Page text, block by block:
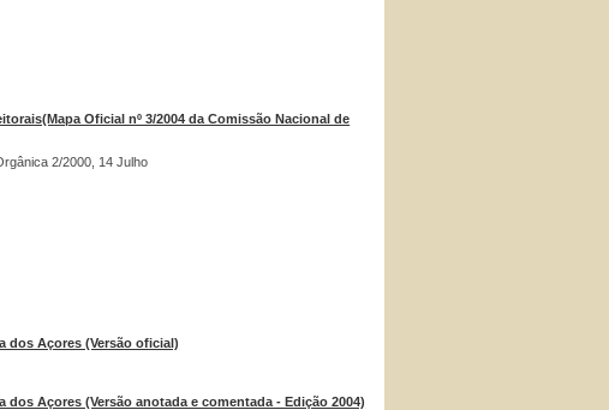
Oficial nº 3/2004 da Comissão Nacional de
2/2000, 14 Julho
dos Açores (Versão oficial)
Açores (Versão anotada e comentada - Edição 2004)